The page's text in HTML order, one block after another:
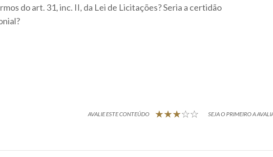
do art. 31, inc. II, da Lei de Licitações? Seria a certidão
AVALIE ESTE CONTEÚDO SEJA O PRIMEIRO A